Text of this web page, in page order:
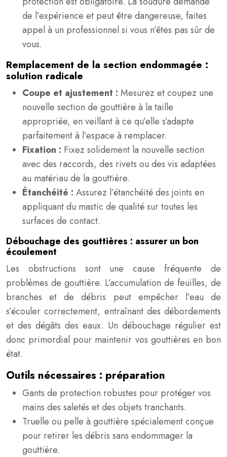
de l’expérience et peut être dangereuse, faites
appel à un professionnel si vous n’êtes pas sûr de
vous.
Remplacement de la section endommagée :
solution radicale
Coupe et ajustement : Mesurez et coupez une
nouvelle section de gouttière à la taille
appropriée, en veillant à ce qu’elle s’adapte
parfaitement à l’espace à remplacer.
Fixation : Fixez solidement la nouvelle section
avec des raccords, des rivets ou des vis adaptées
au matériau de la gouttière.
Étanchéité : Assurez l’étanchéité des joints en
appliquant du mastic de qualité sur toutes les
surfaces de contact.
Débouchage des gouttières : assurer un bon
écoulement
Les obstructions sont une cause fréquente de
problèmes de gouttière. L’accumulation de feuilles, de
branches et de débris peut empêcher l’eau de
s’écouler correctement, entraînant des débordements
et des dégâts des eaux. Un débouchage régulier est
donc primordial pour maintenir vos gouttières en bon
état.
Outils nécessaires : préparation
Gants de protection robustes pour protéger vos
mains des saletés et des objets tranchants.
Truelle ou pelle à gouttière spécialement conçue
pour retirer les débris sans endommager la
gouttière.